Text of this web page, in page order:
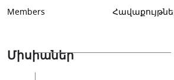
Members
Միսիաներ